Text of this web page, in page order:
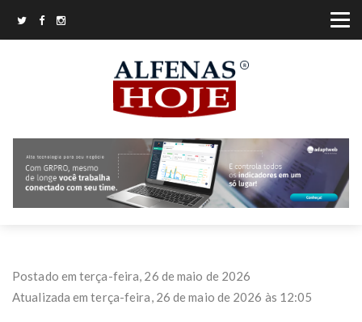
Postado em terça-feira, 26 de maio de 2026
Atualizada em terça-feira, 26 de maio de 2026 às 12:05